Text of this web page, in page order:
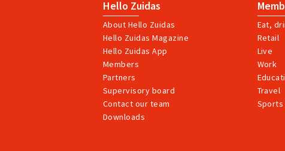
Hello Zuidas
About Hello Zuidas
Hello Zuidas Magazine
Hello Zuidas App
Members
Partners
Supervisory board
Contact our team
Downloads
Eat,
Retail
Live
Work
Travel
Sports